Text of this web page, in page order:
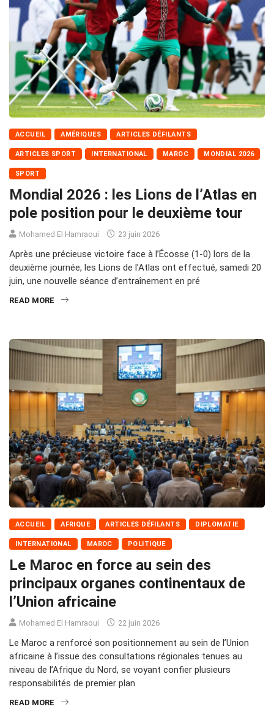
ACCUEIL AMÉRIQUES ARTICLES DÉFILANTS
ARTICLES SPORT INTERNATIONAL MAROC MONDIAL 2026
SPORT
Mondial 2026 : les Lions de l’Atlas en
pole position pour le deuxième tour
Mohamed El Hamraoui 23 juin 2026
Après une précieuse victoire face à l’Écosse (1-0) lors de la
deuxième journée, les Lions de l’Atlas ont effectué, samedi 20
juin, une nouvelle séance d’entraînement en pré
READ MORE
ACCUEIL AFRIQUE ARTICLES DÉFILANTS DIPLOMATIE
INTERNATIONAL MAROC POLITIQUE
Le Maroc en force au sein des
principaux organes continentaux de
l’Union africaine
Mohamed El Hamraoui 22 juin 2026
Le Maroc a renforcé son positionnement au sein de l’Union
africaine à l’issue des consultations régionales tenues au
niveau de l’Afrique du Nord, se voyant confier plusieurs
responsabilités de premier plan
READ MORE